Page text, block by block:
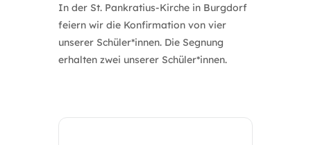
In der St. Pankratius-Kirche in Burgdorf
feiern wir die Konfirmation von vier
unserer Schüler*innen. Die Segnung
erhalten zwei unserer Schüler*innen.